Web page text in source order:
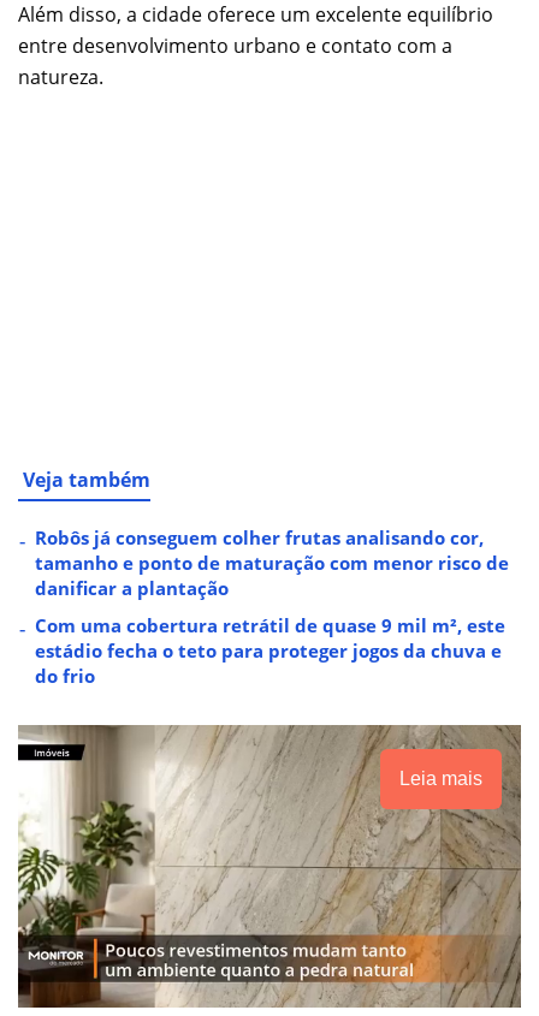
Além disso, a cidade oferece um excelente equilíbrio
entre desenvolvimento urbano e contato com a
natureza.
Veja também
Robôs já conseguem colher frutas analisando cor,
tamanho e ponto de maturação com menor risco de
danificar a plantação
Com uma cobertura retrátil de quase 9 mil m², este
estádio fecha o teto para proteger jogos da chuva e
do frio
Leia mais